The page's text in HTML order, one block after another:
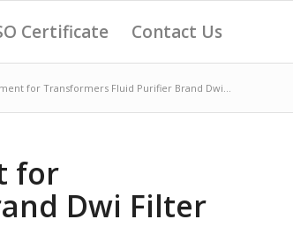
Certificate Contact Us
for Transformers Fluid Purifier Brand Dwi...
for
Dwi Filter